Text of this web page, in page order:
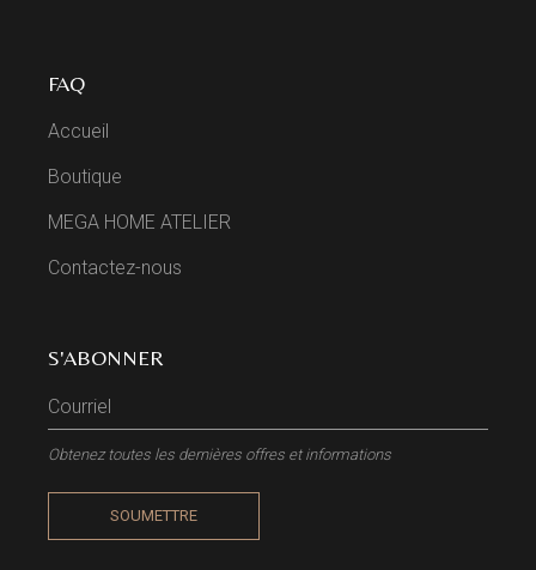
FAQ
Accueil
Boutique
MEGA HOME ATELIER
Contactez-nous
S'ABONNER
Obtenez toutes les dernières offres et informations
SOUMETTRE